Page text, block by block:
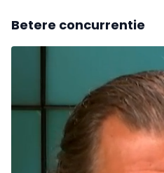
Betere concurrentie